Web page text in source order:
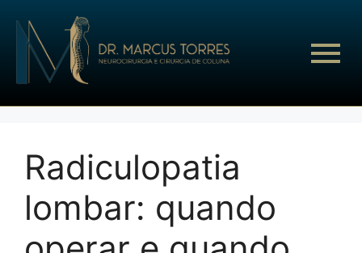
Radiculopatia
lombar: quando